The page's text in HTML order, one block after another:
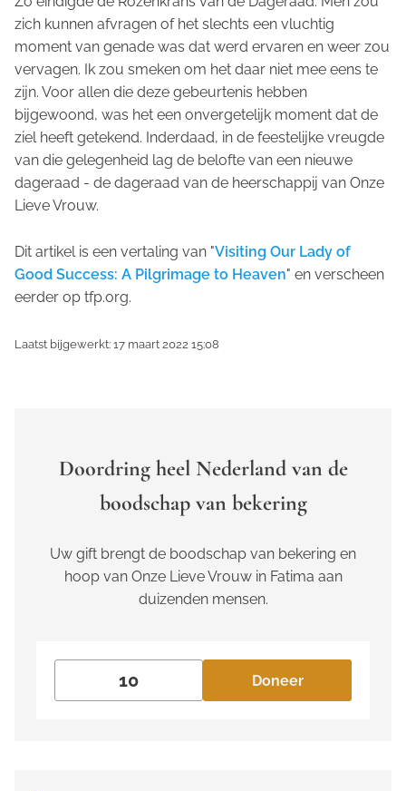
zich kunnen afvragen of het slechts een vluchtig
moment van genade was dat werd ervaren en weer zou
vervagen. Ik zou smeken om het daar niet mee eens te
zijn. Voor allen die deze gebeurtenis hebben
bijgewoond, was het een onvergetelijk moment dat de
ziel heeft getekend. Inderdaad, in de feestelijke vreugde
van die gelegenheid lag de belofte van een nieuwe
dageraad - de dageraad van de heerschappij van Onze
Lieve Vrouw.
Dit artikel is een vertaling van "Visiting Our Lady of
Good Success: A Pilgrimage to Heaven" en verscheen
eerder op tfp.org.
Laatst bijgewerkt: 17 maart 2022 15:08
Doordring heel Nederland van de
boodschap van bekering
Uw gift brengt de boodschap van bekering en
hoop van Onze Lieve Vrouw in Fatima aan
duizenden mensen.
Doneer